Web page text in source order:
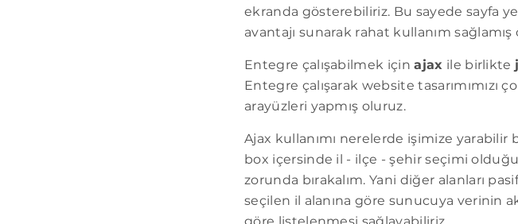
ekranda gösterebiliriz. Bu sayede sayfa
avantajı sunarak rahat kullanım sağlamış
Entegre çalışabilmek içinajax ile birlikte
Entegre çalışarak website tasarımımızı
arayüzleri yapmış oluruz.
Ajax kullanımı nerelerde işimize
box içersinde il - ilçe - şehir seçimi
zorunda bırakalım. Yani diğer alanları
seçilen il alanına göre sunucuya verinin